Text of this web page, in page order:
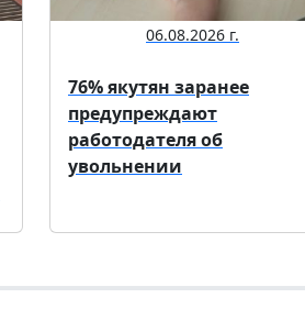
06.08.2026 г.
76% якутян заранее
предупреждают
работодателя об
увольнении